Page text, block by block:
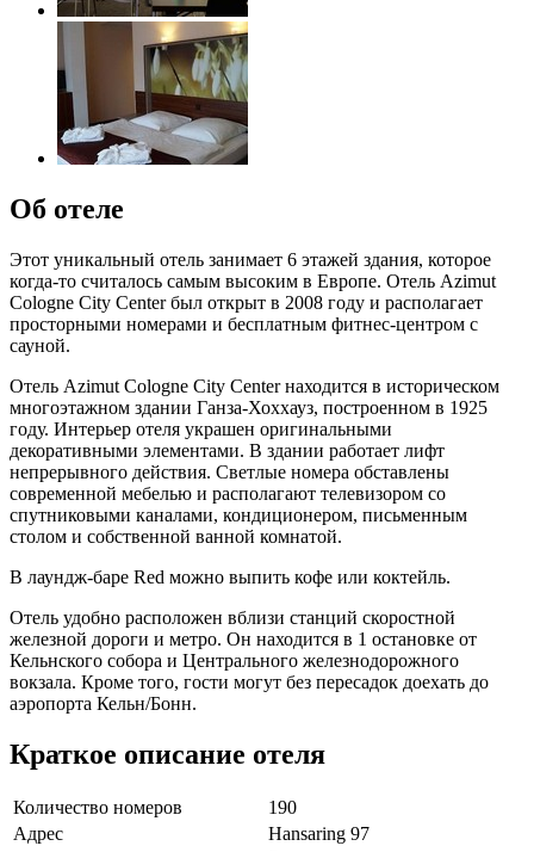
Об отеле
Этот уникальный отель занимает 6 этажей здания, которое
когда-то считалось самым высоким в Европе. Отель Azimut
Cologne City Center был открыт в 2008 году и располагает
просторными номерами и бесплатным фитнес-центром с
сауной.
Отель Azimut Cologne City Center находится в историческом
многоэтажном здании Ганза-Хоххауз, построенном в 1925
году. Интерьер отеля украшен оригинальными
декоративными элементами. В здании работает лифт
непрерывного действия. Светлые номера обставлены
современной мебелью и располагают телевизором со
спутниковыми каналами, кондиционером, письменным
столом и собственной ванной комнатой.
В лаундж-баре Red можно выпить кофе или коктейль.
Отель удобно расположен вблизи станций скоростной
железной дороги и метро. Он находится в 1 остановке от
Кельнского собора и Центрального железнодорожного
вокзала. Кроме того, гости могут без пересадок доехать до
аэропорта Кельн/Бонн.
Краткое описание отеля
Количество номеров
190
Адрес
Hansaring 97